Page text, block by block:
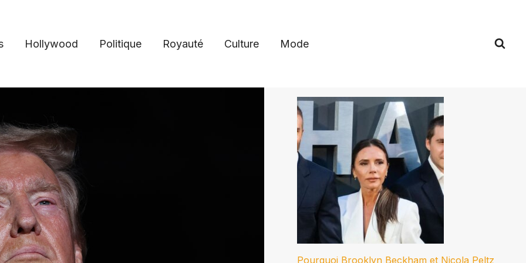
Hollywood Politique Royauté Culture Mode
Pourquoi Brooklyn Beckham et Nicola Peltz